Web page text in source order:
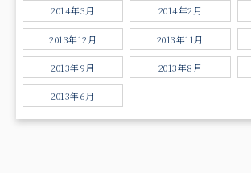
2014年3月 2014年2月
2013年12月 2013年11月
2013年9月 2013年8月
2013年6月